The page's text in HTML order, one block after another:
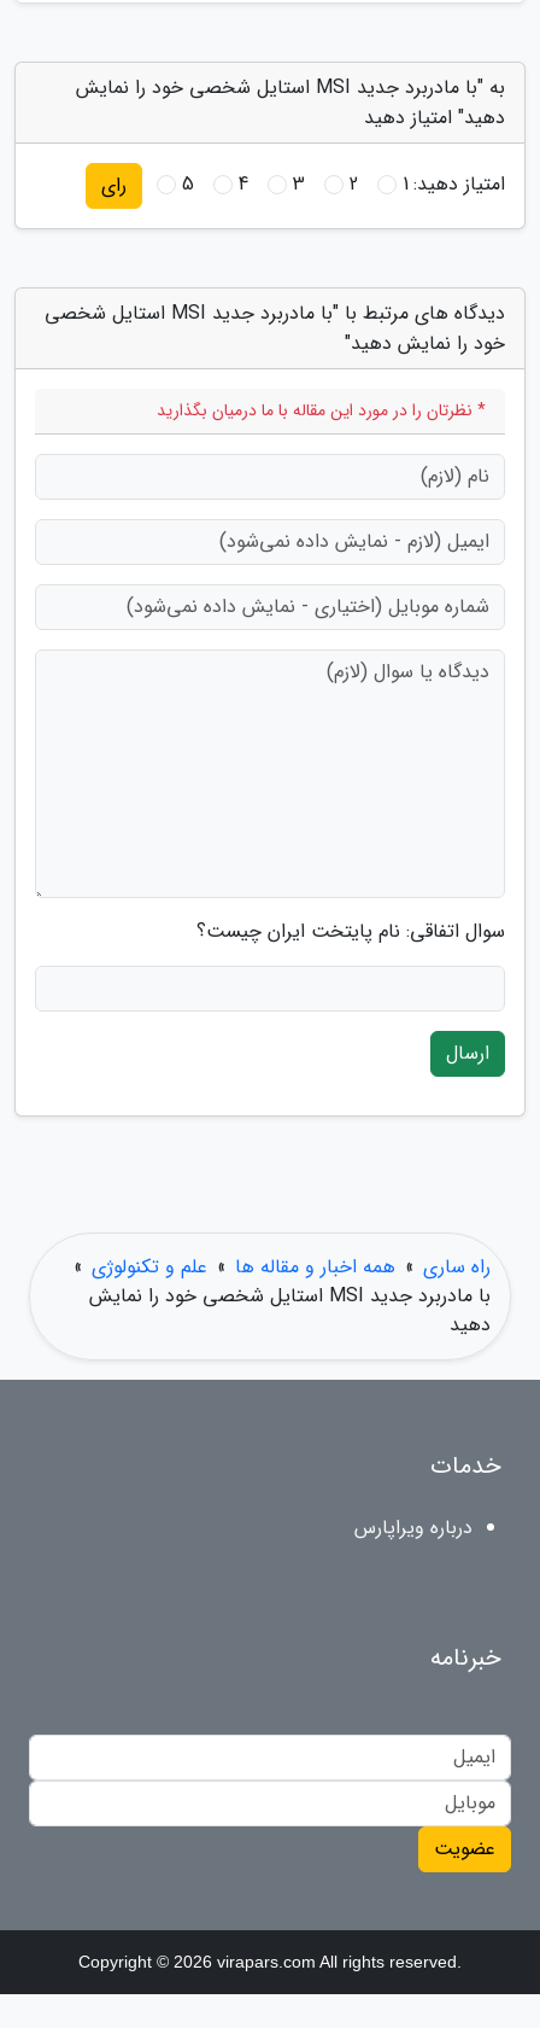
به "با مادربرد جدید MSI استایل شخصی خود را نمایش
دهید" امتیاز دهید
امتیاز دهید:1
2
3
4
5 رای
دیدگاه های مرتبط با "با مادربرد جدید MSI استایل شخصی
خود را نمایش دهید"
* نظرتان را در مورد این مقاله با ما درمیان بگذارید
سوال اتفاقی: نام پایتخت ایران چیست؟
ارسال
راه ساری » همه اخبار و مقاله ها » علم و تکنولوژی »
با مادربرد جدید MSI استایل شخصی خود را نمایش
دهید
خدمات
درباره ویراپارس
خبرنامه
عضویت
Copyright © 2026 virapars.com All rights reserved.